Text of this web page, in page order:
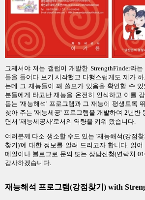
그제서야 저는 갤럽이 개발한 StrengthFinder라
들을 들여다 보기 시작했고 다행스럽게도 제가
는데 그 재능들이 꽤 쓸모가 있음을 확인할 수
분들에게 타고난 재능을 온전히 인식하고 이를
돕는 '재능해석' 프로그램과 그 재능이 평생토록
찾아 주는 '재능세공' 프로그램을 개발하여 2년반
면서 '재능세공사'로서의 역량을 키워 왔습니다.
여러분께 다소 생소할 수도 있는 '재능해석(강점
찾기)'에 대한 정보를 알려 드리고자 합니다. 읽
메일이나 블로그로 문의 또는 상담신청(연락처
감사하겠습니다.
재능해석 프로그램(강점찾기) with